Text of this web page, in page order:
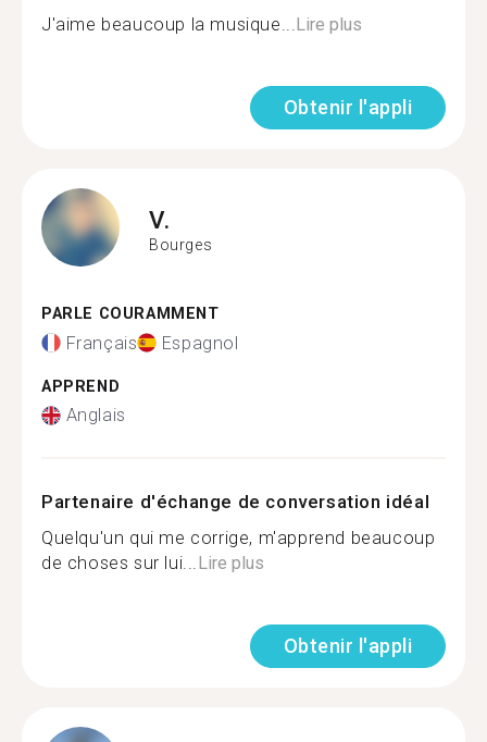
J'aime beaucoup la musique...Lire plus
Obtenir l'appli
V.
Bourges
PARLE COURAMMENT
Français Espagnol
APPREND
Anglais
Partenaire d'échange de conversation idéal
Quelqu'un qui me corrige, m'apprend beaucoup
de choses sur lui...Lire plus
Obtenir l'appli